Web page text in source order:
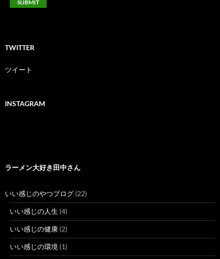
TWITTER
ツイート
INSTAGRAM
ラーメン大好き田中さん
いい感じのやつブログ (22)
いい感じの人生 (4)
いい感じの健康 (2)
いい感じの環境 (1)